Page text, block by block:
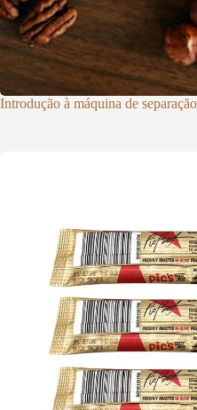
Introdução à máquina de